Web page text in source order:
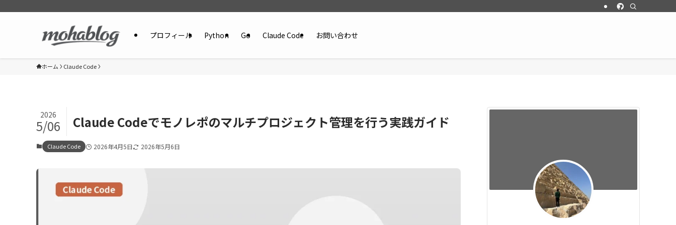
プロフィール Python Go Claude Code お問い合わせ
ホーム Claude Code
Claude Codeでモノレポのマルチプロジェクト管理を行う実践ガイド
2026
5/06
Claude Code 2026年4月5日 2026年5月6日